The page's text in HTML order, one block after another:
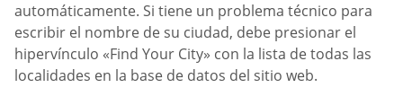
automáticamente. Si tiene un problema técnico para
escribir el nombre de su ciudad, debe presionar el
hipervínculo «Find Your City» con la lista de todas las
localidades en la base de datos del sitio web.